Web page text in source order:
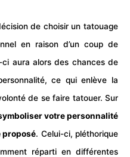
de choisir un tatouage
en raison d’un coup de
aura alors des chances de
ce qui enlève la
de se faire tatouer. Sur
votre personnalité
proposé. Celui-ci, pléthorique
réparti en différentes